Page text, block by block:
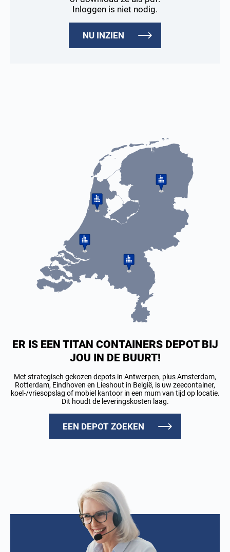
Inloggen is niet nodig.
NU INZIEN
ER IS EEN TITAN CONTAINERS DEPOT BIJ
JOU IN DE BUURT!
Met strategisch gekozen depots in Antwerpen, plus Amsterdam,
Rotterdam, Eindhoven en Lieshout in België, is uw zeecontainer,
koel-/vriesopslag of mobiel kantoor in een mum van tijd op locatie.
Dit houdt de leveringskosten laag.
EEN DEPOT ZOEKEN